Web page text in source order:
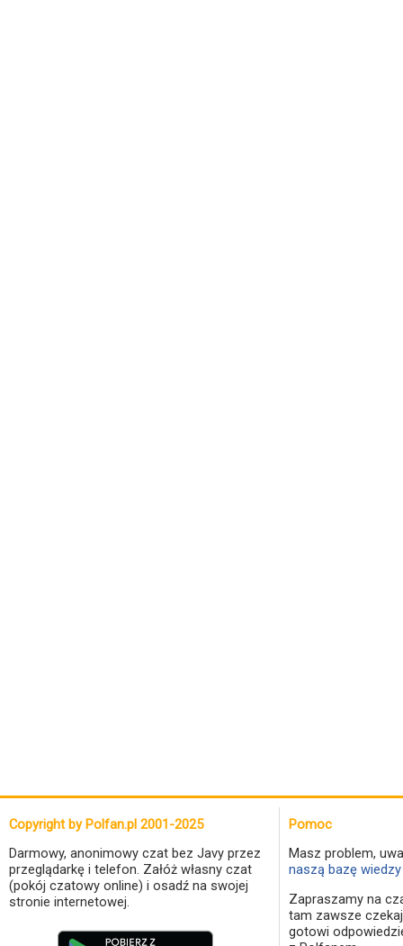
Copyright by Polfan.pl 2001-2025
Darmowy, anonimowy czat bez Javy przez
przeglądarkę i telefon. Załóż własny czat
(pokój czatowy online) i osadź na swojej
stronie internetowej.
Pomoc
Masz problem,
naszą bazę
Zapraszamy na
tam zawsze
gotowi